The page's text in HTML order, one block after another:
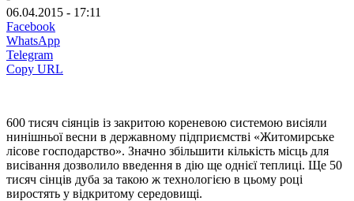
06.04.2015 - 17:11
Facebook
WhatsApp
Telegram
Copy URL
600 тисяч сіянців із закритою кореневою системою висіяли
нинішньої весни в державному підприємстві «Житомирське
лісове господарство». Значно збільшити кількість місць для
висівання дозволило введення в дію ще однієї теплиці. Ще 50
тисяч сінців дуба за такою ж технологією в цьому році
виростять у відкритому середовищі.